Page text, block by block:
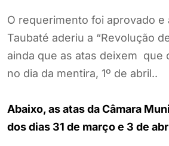
O requerimento foi aprovado e
Taubaté aderiu a “Revolução
ainda que as atas deixem que
no dia da mentira, 1º de abril..
Abaixo, as atas da Câmara
dos dias 31 de março e 3 de